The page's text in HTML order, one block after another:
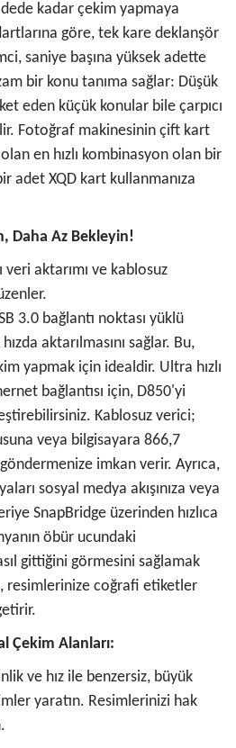
kadar çekim yapmaya
göre, tek kare deklanşör
saniye başına yüksek adette
bir konu tanıma sağlar: Düşük
eden küçük konular bile çarpıcı
Fotoğraf makinesinin çift kart
en hızlı kombinasyon olan bir
adet XQD kart kullanmanıza
Daha Az Bekleyin!
veri aktarımı ve kablosuz
3.0 bağlantı noktası yüklü
aktarılmasını sağlar. Bu,
yapmak için idealdir. Ultra hızlı
bağlantısı için, D850'yi
Kablosuz verici;
veya bilgisayara 866,7
imkan verir. Ayrıca,
sosyal medya akışınıza veya
SnapBridge üzerinden hızlıca
öbür ucundaki
gittiğini görmesini sağlamak
resimlerinize coğrafi etiketler
Çekim Alanları:
ve hız ile benzersiz, büyük
yaratın. Resimlerinizi hak